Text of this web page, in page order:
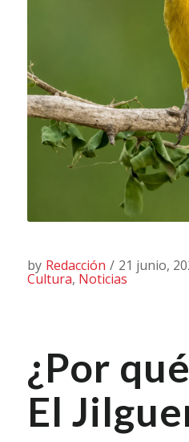
by Redacción / 21 junio,
Cultura, Noticias
¿Por
El